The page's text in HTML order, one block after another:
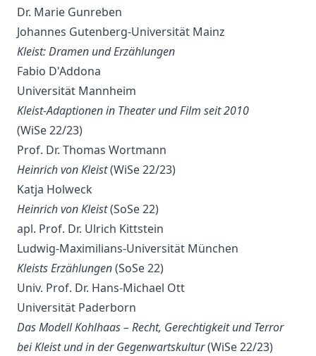
Dr. Marie Gunreben
Johannes Gutenberg-Universität Mainz
Kleist: Dramen und Erzählungen
Fabio D'Addona
Universität Mannheim
Kleist-Adaptionen in Theater und Film seit 2010
(WiSe 22/23)
Prof. Dr. Thomas Wortmann
Heinrich von Kleist(WiSe 22/23)
Katja Holweck
Heinrich von Kleist(SoSe 22)
apl. Prof. Dr. Ulrich Kittstein
Ludwig-Maximilians-Universität München
Kleists Erzählungen(SoSe 22)
Univ. Prof. Dr. Hans-Michael Ott
Universität Paderborn
Das Modell Kohlhaas – Recht, Gerechtigkeit und Terror
bei Kleist und in der Gegenwartskultur(WiSe 22/23)